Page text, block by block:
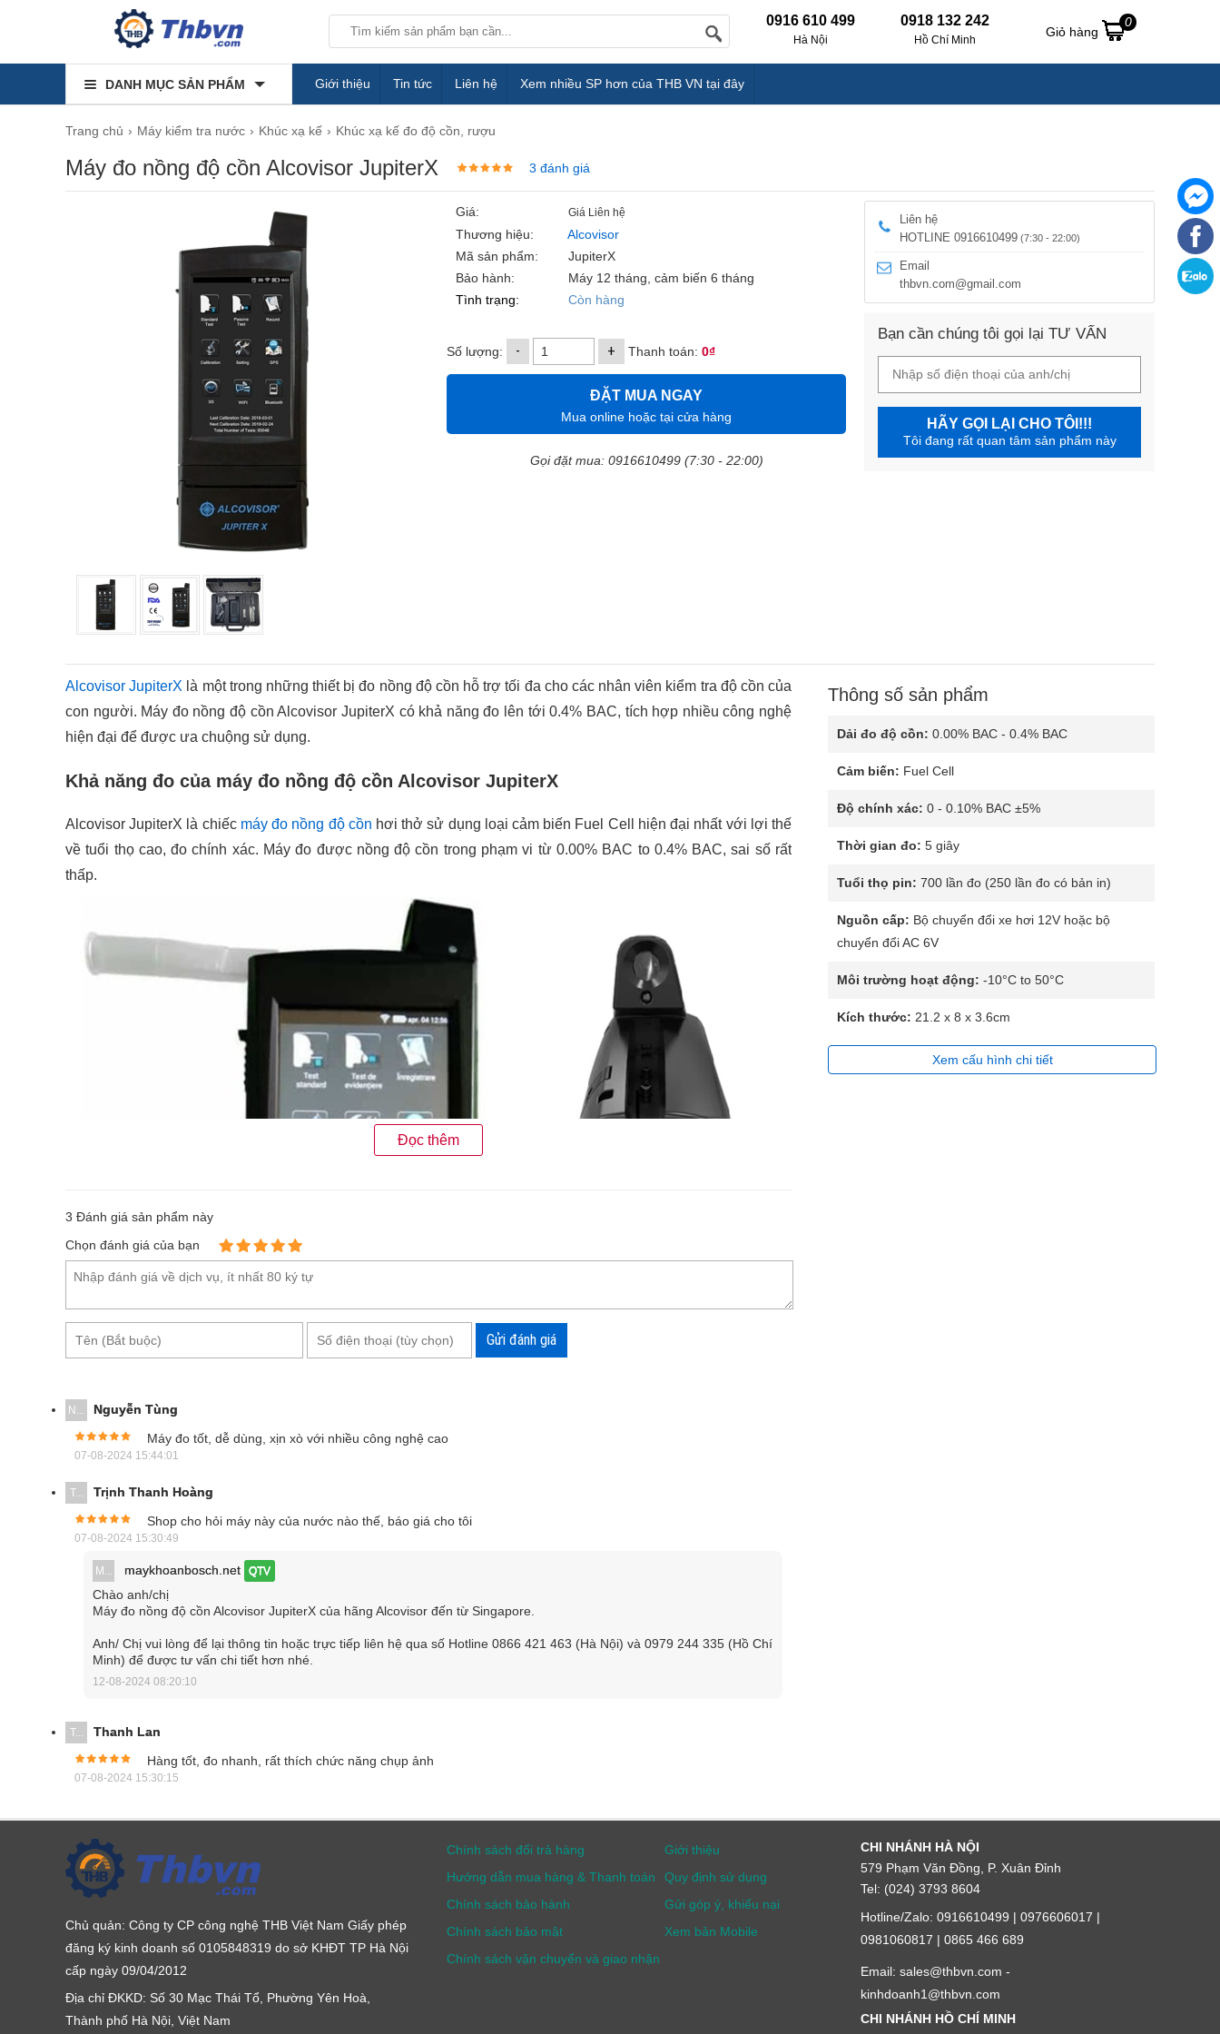
0916 610 499
Hà Nội
0918 132 242
Hồ Chí Minh
Giỏ hàng
0
DANH MỤC SẢN PHẨM Giới thiệu Tin tức Liên hệ Xem nhiều SP hơn của THB VN tại đây
Trang chủ Máy kiểm tra nước Khúc xạ kế Khúc xạ kế đo độ cồn, rượu
Máy đo nồng độ cồn Alcovisor JupiterX 3 đánh giá
Giá: Giá Liên hệ
Thương hiệu:
Alcovisor
Mã sản phẩm:
JupiterX
Bảo hành:
Máy 12 tháng, cảm biến 6 tháng
Tình trạng:
Còn hàng
Số lượng: - + Thanh toán: 0₫
ĐẶT MUA NGAY
Mua online hoặc tại cửa hàng
Gọi đặt mua: 0916610499 (7:30 - 22:00)
Liên hệ
HOTLINE 0916610499 (7:30 - 22:00)
Email
thbvn.com@gmail.com
Bạn cần chúng tôi gọi lại TƯ VẤN
HÃY GỌI LẠI CHO TÔI!!!
Tôi đang rất quan tâm sản phẩm này
Alcovisor JupiterX là một trong những thiết bị đo nồng độ cồn hỗ trợ tối đa cho các nhân viên kiểm tra độ cồn của
con người. Máy đo nồng độ cồn Alcovisor JupiterX có khả năng đo lên tới 0.4% BAC, tích hợp nhiều công nghệ
hiện đại để được ưa chuộng sử dụng.
Khả năng đo của máy đo nồng độ cồn Alcovisor JupiterX
Alcovisor JupiterX là chiếc máy đo nồng độ cồn hơi thở sử dụng loại cảm biến Fuel Cell hiện đại nhất với lợi thế
về tuổi thọ cao, đo chính xác. Máy đo được nồng độ cồn trong phạm vi từ 0.00% BAC to 0.4% BAC, sai số rất
thấp.
Alcovisor JupiterX đo nhanh và chính xác
Thiết bị sử dụng pin li-ion 7.4V hoạt động ổn định, thời gian sử dụng lên tới 700 lần đo. Máy sử dụng hệ điều
hành android 5.1 dùng được mạng 4G và kết nối wifi, tích hợp cổng USB hỗ trợ kết nối dễ dàng với máy tính.
Máy đo nồng độ cồn Alcovisor JupiterX là thiết bị có khả năng chụp ảnh người thổi để làm bằng chứng nhờ
camera 5 Megapixel có ống kính góc rộng 120°. Hình ảnh chụp được rất sắc nét để truyền được đến điện thoại,
máy tính.
Máy đo nồng độ cồn JupiterX Alcovisor sở hữu nhiều tính năng hiện đại hỗ trợ tối đa cho người dùng sử dụng
máy dễ dàng. Thiết bị cũng hỗ trợ lưu lại bằng chứng nhanh phục vụ tốt cho công việc.
Đọc thêm
3 Đánh giá sản phẩm này
Chọn đánh giá của bạn
Gửi đánh giá
N...
Nguyễn Tùng
Máy đo tốt, dễ dùng, xịn xò với nhiều công nghệ cao
07-08-2024 15:44:01
T...
Trịnh Thanh Hoàng
Shop cho hỏi máy này của nước nào thế, báo giá cho tôi
07-08-2024 15:30:49
M... maykhoanbosch.net QTV
Chào anh/chị
Máy đo nồng độ cồn Alcovisor JupiterX của hãng Alcovisor đến từ Singapore.
Anh/ Chị vui lòng để lại thông tin hoặc trực tiếp liên hệ qua số Hotline 0866 421 463 (Hà Nội) và 0979 244 335 (Hồ Chí
Minh) để được tư vấn chi tiết hơn nhé.
12-08-2024 08:20:10
T...
Thanh Lan
Hàng tốt, đo nhanh, rất thích chức năng chụp ảnh
07-08-2024 15:30:15
Thông số sản phẩm
Dải đo độ cồn: 0.00% BAC - 0.4% BAC
Cảm biến: Fuel Cell
Độ chính xác: 0 - 0.10% BAC ±5%
Thời gian đo: 5 giây
Tuổi thọ pin: 700 lần đo (250 lần đo có bản in)
Nguồn cấp: Bộ chuyển đổi xe hơi 12V hoặc bộ
chuyển đổi AC 6V
Môi trường hoạt động: -10°C to 50°C
Kích thước: 21.2 x 8 x 3.6cm
Xem cấu hình chi tiết
Chủ quản: Công ty CP công nghệ THB Việt Nam Giấy phép
đăng ký kinh doanh số 0105848319 do sở KHĐT TP Hà Nội
cấp ngày 09/04/2012
Địa chỉ ĐKKD: Số 30 Mạc Thái Tổ, Phường Yên Hoà,
Thành phố Hà Nội, Việt Nam
Chính sách đổi trả hàng
Hướng dẫn mua hàng & Thanh toán
Chính sách bảo hành
Chính sách bảo mật
Chính sách vận chuyển và giao nhận
Giới thiệu
Quy định sử dụng
Gửi góp ý, khiếu nại
Xem bản Mobile
CHI NHÁNH HÀ NỘI
579 Phạm Văn Đồng, P. Xuân Đỉnh
Tel: (024) 3793 8604
Hotline/Zalo: 0916610499 | 0976606017 |
0981060817 | 0865 466 689
Email: sales@thbvn.com -
kinhdoanh1@thbvn.com
CHI NHÁNH HỒ CHÍ MINH